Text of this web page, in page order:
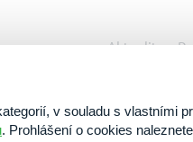
Aktuality
v souladu s vlastními
. Prohlášení o cookies